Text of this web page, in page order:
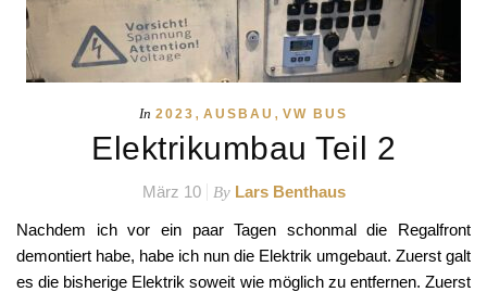
In 2023 , AUSBAU , VW BUS
Elektrikumbau Teil 2
März 10 By Lars Benthaus
Nachdem ich vor ein paar Tagen schonmal die Regalfront
demontiert habe, habe ich nun die Elektrik umgebaut. Zuerst galt
es die bisherige Elektrik soweit wie möglich zu entfernen. Zuerst